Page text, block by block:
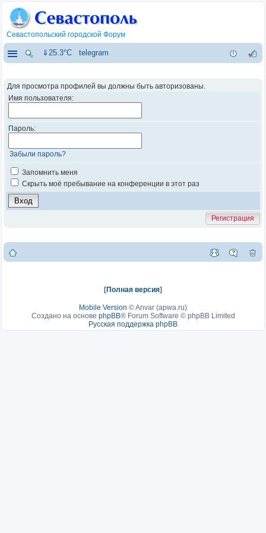
Севастопольский городской Форум
⇓25.3°C telegram
Для просмотра профилей вы должны быть авторизованы.
Имя пользователя:
Пароль:
Забыли пароль?
Запомнить меня
Скрыть моё пребывание на конференции в этот раз
Регистрация
[Полная версия]
Mobile Version ©Anvar (apwa.ru)
Создано на основе phpBB® Forum Software © phpBB Limited
Русская поддержка phpBB